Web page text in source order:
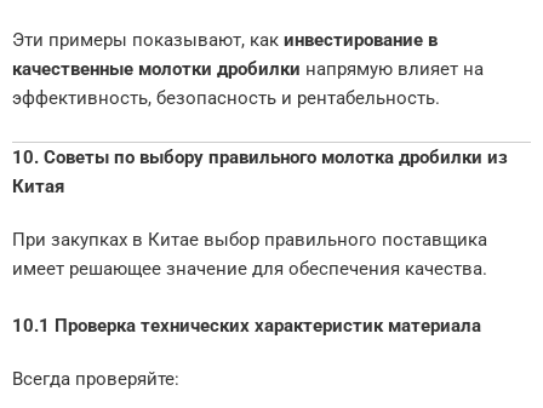
Эти примеры показывают, как инвестирование в
качественные молотки дробилки напрямую влияет на
эффективность, безопасность и рентабельность.
10. Советы по выбору правильного молотка дробилки из
Китая
При закупках в Китае выбор правильного поставщика
имеет решающее значение для обеспечения качества.
10.1 Проверка технических характеристик материала
Всегда проверяйте: